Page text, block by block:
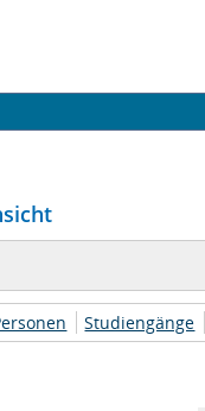
Studiengänge